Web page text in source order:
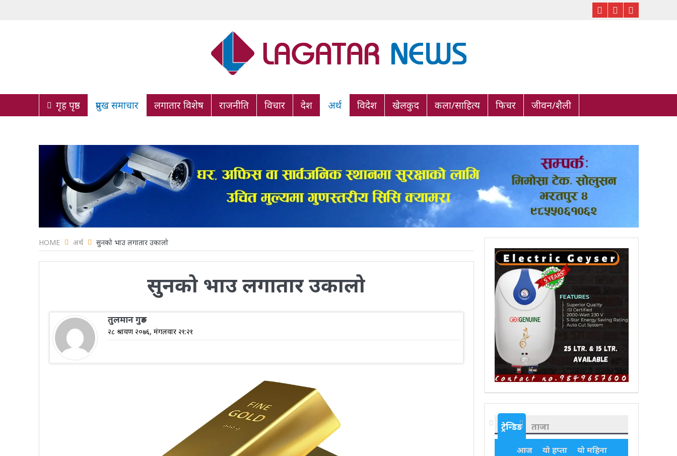
गृह पृष्ठ प्रमुख समाचार लगातार विशेष राजनीति विचार देश अर्थ विदेश खेलकुद कला/साहित्य फिचर जीवन/शैली
HOME अर्थ सुनको भाउ लगातार उकालो
सुनको भाउ लगातार उकालो
तुलमान गुरुङ
२८ श्रावण २०७६, मंगलवार २१:२१
ट्रेन्डिङ ताजा
आज यो हप्ता
यो महिना